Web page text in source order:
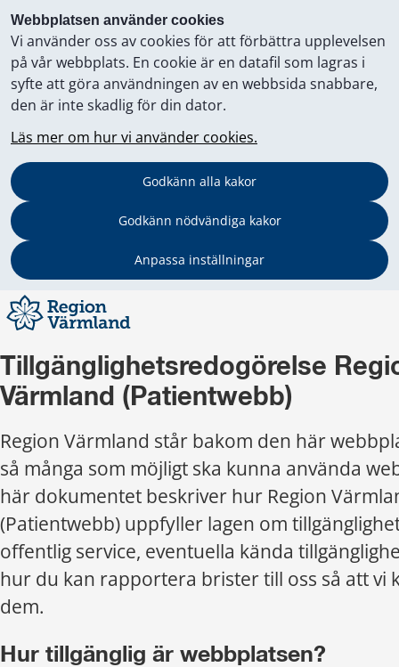
Webbplatsen använder cookies
Vi använder oss av cookies för att förbättra upplevelsen
på vår webbplats. En cookie är en datafil som lagras i
syfte att göra användningen av en webbsida snabbare,
den är inte skadlig för din dator.
Läs mer om hur vi använder cookies.
Godkänn alla kakor
Godkänn nödvändiga kakor
Anpassa inställningar
Tillgänglighetsredogörelse
Värmland (Patientwebb)
Region Värmland står bakom den här
så många som möjligt ska kunna använda
här dokumentet beskriver hur Region
(Patientwebb) uppfyller lagen om
offentlig service, eventuella kända
hur du kan rapportera brister till oss så att vi
dem.
Hur tillgänglig är webbplatsen?